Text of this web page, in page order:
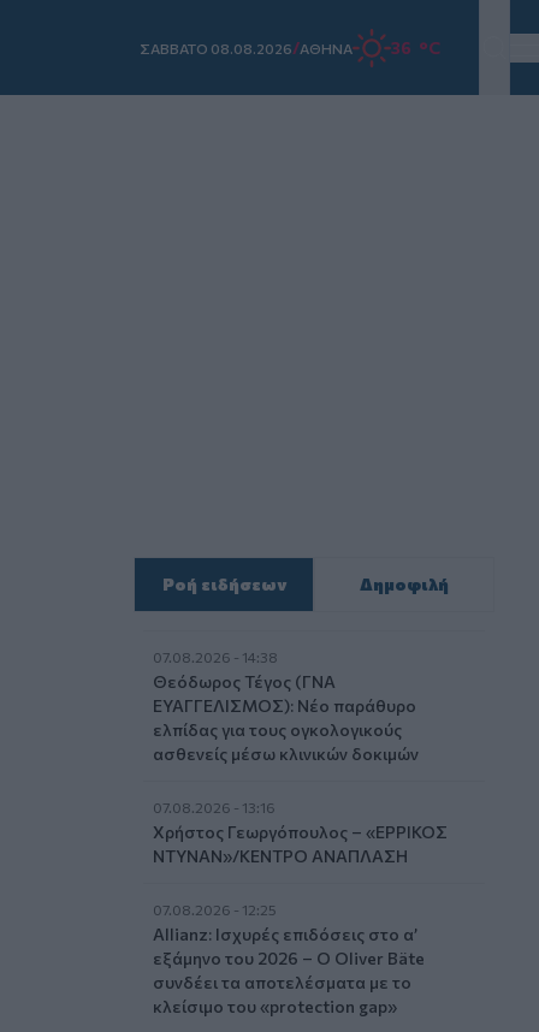
ΣAΒΒΑΤΟ 08.08.2026/ΑΘΗΝΑ 36 °C
Ροή ειδήσεων Δημοφιλή
07.08.2026 - 14:38
Θεόδωρος Τέγος (ΓΝΑ
ΕΥΑΓΓΕΛΙΣΜΟΣ): Νέο παράθυρο
ελπίδας για τους ογκολογικούς
ασθενείς μέσω κλινικών δοκιμών
07.08.2026 - 13:16
Χρήστος Γεωργόπουλος – «ΕΡΡΙΚΟΣ
ΝΤΥΝΑΝ»/ΚΕΝΤΡΟ ΑΝΑΠΛΑΣΗ
07.08.2026 - 12:25
Allianz: Ισχυρές επιδόσεις στο α’
εξάμηνο του 2026 – Ο Oliver Bäte
συνδέει τα αποτελέσματα με το
κλείσιμο του «protection gap»